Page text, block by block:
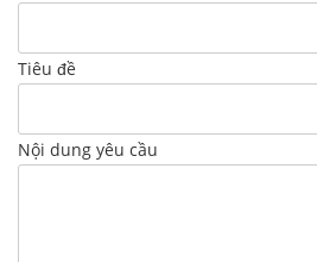
Tiêu đề
Nội dung yêu cầu